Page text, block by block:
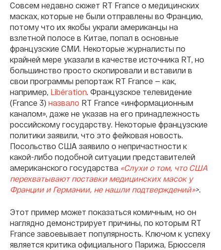
Совсем недавно сюжет RT France о медицинских
масках, которые не были отправлены во Францию,
потому что их якобы украли американцы на
взлетной полосе в Китае, попал в основные
французские СМИ. Некоторые журналисты по
крайней мере указали в качестве источника RT, но
большинство просто скопировали и вставили в
свои программы репортаж RT France — как,
например, Libération. Французское телевидение
(France 3) назвало RT France «информационным
каналом», даже не указав на его принадлежность
российскому государству. Некоторые французские
политики заявили, что это фейковая новость.
Посольство США заявило о непричастности к
какой-либо подобной ситуации представителей
американского государства «Слухи о том, что США
перехватывают поставки медицинских масок у
Франции и Германии, не нашли подтверждений»>.
Этот пример может показаться комичным, но он
наглядно демонстрирует причины, по которым RT
France завоевывает популярность. Ключом к успеху
является критика официального Парижа, Брюсселя